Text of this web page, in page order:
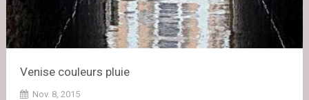
Venise couleurs pluie
Nov. 8, 2015